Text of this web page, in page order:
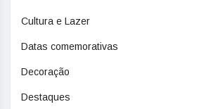
Cultura e Lazer
Datas comemorativas
Decoração
Destaques